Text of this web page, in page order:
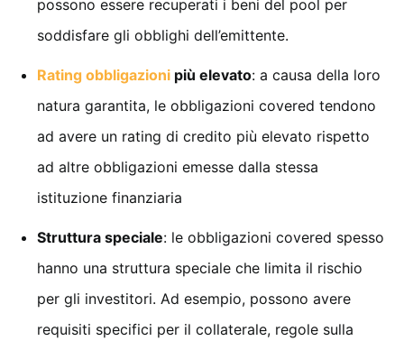
possono essere recuperati i beni del pool per
soddisfare gli obblighi dell’emittente.
Rating obbligazioni più elevato: a causa della loro
natura garantita, le obbligazioni covered tendono
ad avere un rating di credito più elevato rispetto
ad altre obbligazioni emesse dalla stessa
istituzione finanziaria
Struttura speciale: le obbligazioni covered spesso
hanno una struttura speciale che limita il rischio
per gli investitori. Ad esempio, possono avere
requisiti specifici per il collaterale, regole sulla